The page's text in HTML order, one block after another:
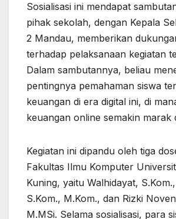
Sosialisasi ini mendapat
pihak sekolah, dengan Kepala
2 Mandau, memberikan
terhadap pelaksanaan kegiatan
Dalam sambutannya, beliau
pentingnya pemahaman siswa
keuangan di era digital ini, di
keuangan online semakin marak
Kegiatan ini dipandu oleh tiga
Fakultas Ilmu Komputer
Kuning, yaitu Walhidayat,
S.Kom., M.Kom., dan Rizki
M.MSi. Selama sosialisasi, para